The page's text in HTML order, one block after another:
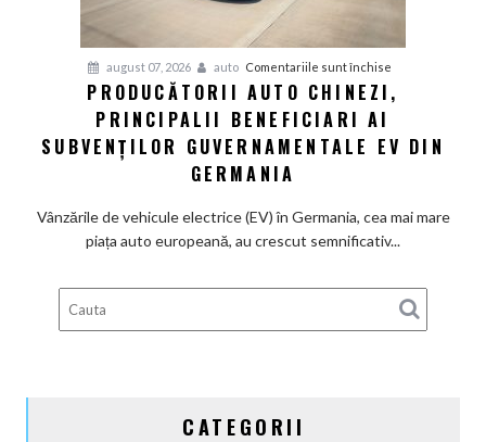
și
100%
august 07, 2026 auto Comentariile sunt închise
chinezi,
din
Germania
PRODUCĂTORII AUTO CHINEZI,
PRINCIPALII BENEFICIARI AI
SUBVENȚILOR GUVERNAMENTALE EV DIN
GERMANIA
Vânzările de vehicule electrice (EV) în Germania, cea mai mare
piața auto europeană, au crescut semnificativ...
CATEGORII